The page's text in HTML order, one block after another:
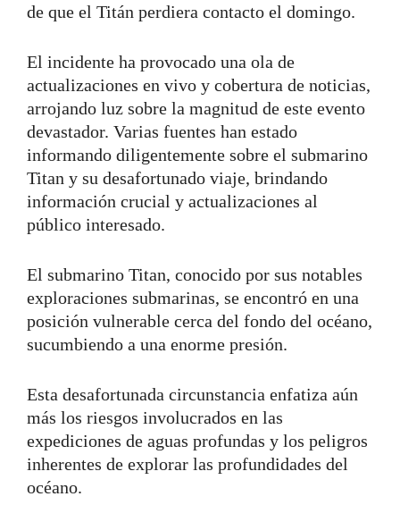
de que el Titán perdiera contacto el domingo.
El incidente ha provocado una ola de
actualizaciones en vivo y cobertura de noticias,
arrojando luz sobre la magnitud de este evento
devastador. Varias fuentes han estado
informando diligentemente sobre el submarino
Titan y su desafortunado viaje, brindando
información crucial y actualizaciones al
público interesado.
El submarino Titan, conocido por sus notables
exploraciones submarinas, se encontró en una
posición vulnerable cerca del fondo del océano,
sucumbiendo a una enorme presión.
Esta desafortunada circunstancia enfatiza aún
más los riesgos involucrados en las
expediciones de aguas profundas y los peligros
inherentes de explorar las profundidades del
océano.